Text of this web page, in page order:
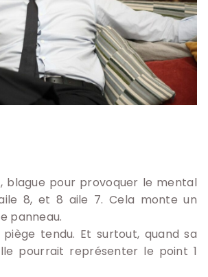
blague pour provoquer le mental
8, et 8 aile 7. Cela monte un
panneau.
tendu. Et surtout, quand sa
pourrait représenter le point 1